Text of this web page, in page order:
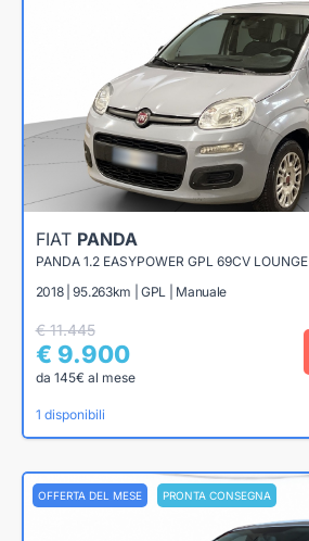
FIAT PANDA
PANDA 1.2 EASYPOWER GPL 69CV LOUNGE
2018 | 95.263km | GPL | Manuale
€ 11.445
€ 9.900
da 145€ al mese
1 disponibili
OFFERTA DEL MESE PRONTA CONSEGNA